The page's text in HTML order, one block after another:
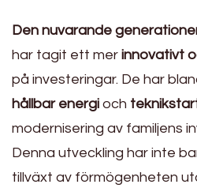
Den nuvarande
har tagit ett mer innovativt
på investeringar. De har
hållbar energi och
modernisering av familjens
Denna utveckling har inte
tillväxt av förmögenheten